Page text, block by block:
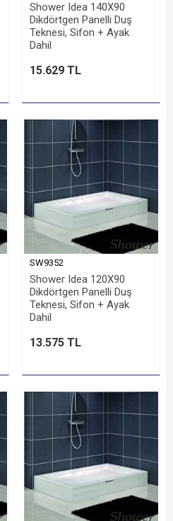
Shower Idea 140X90
Dikdörtgen Panelli Duş
Teknesi, Sifon + Ayak
Dahil
15.629 TL
SW9352
Shower Idea 120X90
Dikdörtgen Panelli Duş
Teknesi, Sifon + Ayak
Dahil
13.575 TL